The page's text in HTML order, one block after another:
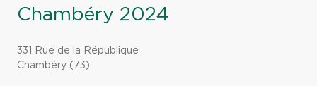
Chambéry 2024
331 Rue de la République
Chambéry (73)